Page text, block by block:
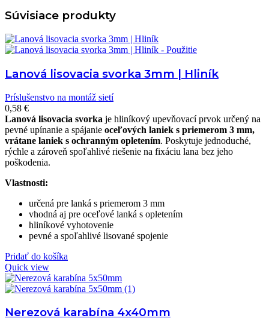
Súvisiace produkty
Lanová lisovacia svorka 3mm | Hliník
Príslušenstvo na montáž sietí
0,58 €
Lanová lisovacia svorka je hliníkový upevňovací prvok určený na
pevné upínanie a spájanie oceľových laniek s priemerom 3 mm,
vrátane laniek s ochranným opletením. Poskytuje jednoduché,
rýchle a zároveň spoľahlivé riešenie na fixáciu lana bez jeho
poškodenia.
Vlastnosti:
určená pre lanká s priemerom 3 mm
vhodná aj pre oceľové lanká s opletením
hliníkové vyhotovenie
pevné a spoľahlivé lisované spojenie
Pridať do košíka
Quick view
Nerezová karabína 4x40mm